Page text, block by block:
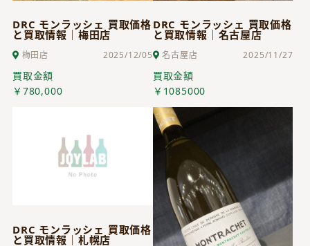
DRC モンラッシェ 買取価格
と買取情報｜梅田店
梅田店 2025/12/05
買取金額
￥780,000
DRC モンラッシェ 買取価格
と買取情報｜名古屋店
名古屋店 2025/11/27
買取金額
￥1085000
DRC モンラッシェ 買取価格
と買取情報｜札幌店